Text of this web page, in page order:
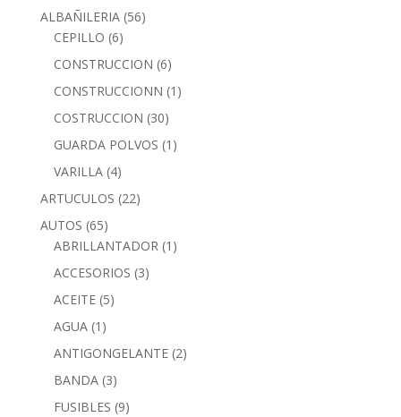
ALBAÑILERIA (56)
CEPILLO (6)
CONSTRUCCION (6)
CONSTRUCCIONN (1)
COSTRUCCION (30)
GUARDA POLVOS (1)
VARILLA (4)
ARTUCULOS (22)
AUTOS (65)
ABRILLANTADOR (1)
ACCESORIOS (3)
ACEITE (5)
AGUA (1)
ANTIGONGELANTE (2)
BANDA (3)
FUSIBLES (9)